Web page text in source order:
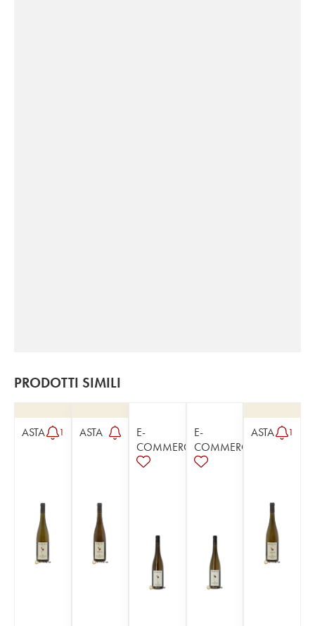
PRODOTTI SIMILI
ASTA 1 ASTA
E-
COMMERCE
E-
COMMERCE
ASTA 1